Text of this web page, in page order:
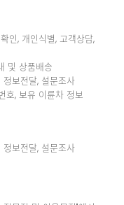
인, 개인식별, 고객상담,
및 상품배송
보전달, 설문조사
호, 보유 이륜차 정보
보전달, 설문조사